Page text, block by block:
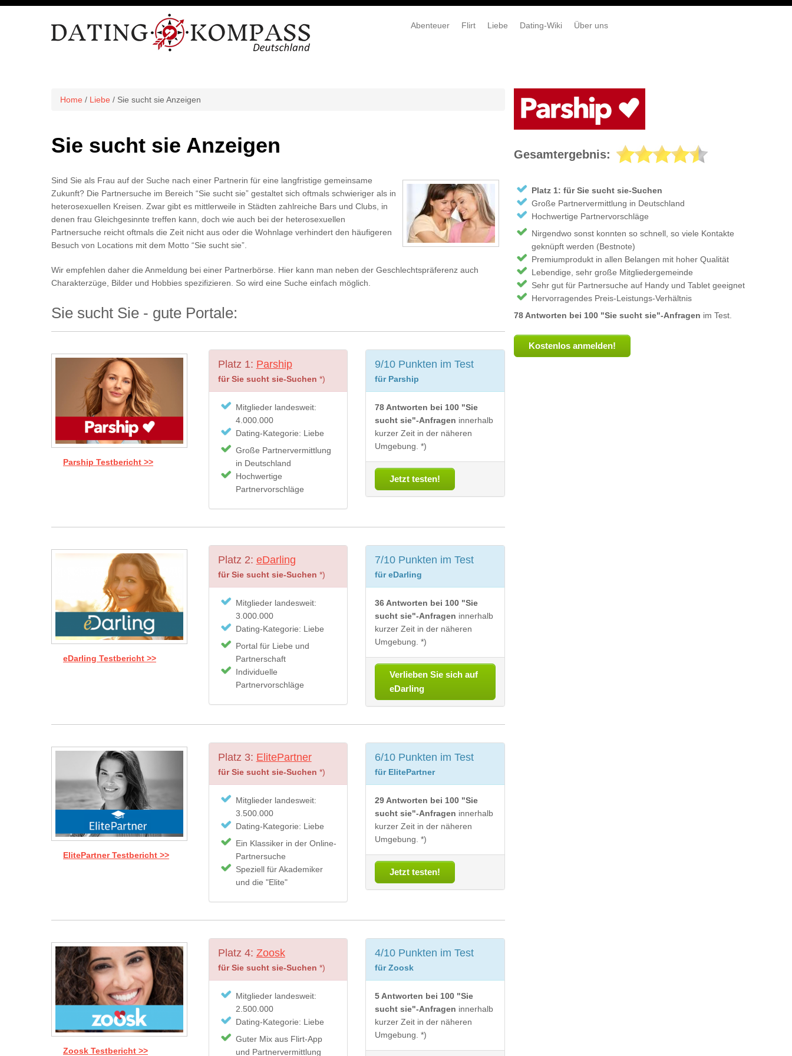
Abenteuer Flirt Liebe Dating-Wiki Über uns
Home / Liebe / Sie sucht sie Anzeigen
Sie sucht sie Anzeigen
Sind Sie als Frau auf der Suche nach einer Partnerin für eine langfristige gemeinsame
Zukunft? Die Partnersuche im Bereich “Sie sucht sie” gestaltet sich oftmals schwieriger als in
heterosexuellen Kreisen. Zwar gibt es mittlerweile in Städten zahlreiche Bars und Clubs, in
denen frau Gleichgesinnte treffen kann, doch wie auch bei der heterosexuellen
Partnersuche reicht oftmals die Zeit nicht aus oder die Wohnlage verhindert den häufigeren
Besuch von Locations mit dem Motto “Sie sucht sie”.
Wir empfehlen daher die Anmeldung bei einer Partnerbörse. Hier kann man neben der Geschlechtspräferenz auch
Charakterzüge, Bilder und Hobbies spezifizieren. So wird eine Suche einfach möglich.
Sie sucht Sie - gute Portale:
Parship Testbericht >>
Platz 1: Parship
für Sie sucht sie-Suchen *)
Mitglieder landesweit:
4.000.000
Dating-Kategorie: Liebe
Große Partnervermittlung
in Deutschland
Hochwertige
Partnervorschläge
9/10 Punkten im Test
für Parship
78 Antworten bei 100 "Sie
sucht sie"-Anfragen innerhalb
kurzer Zeit in der näheren
Umgebung. *)
Jetzt testen!
eDarling Testbericht >>
Platz 2: eDarling
für Sie sucht sie-Suchen *)
Mitglieder landesweit:
3.000.000
Dating-Kategorie: Liebe
Portal für Liebe und
Partnerschaft
Individuelle
Partnervorschläge
7/10 Punkten im Test
für eDarling
36 Antworten bei 100 "Sie
sucht sie"-Anfragen innerhalb
kurzer Zeit in der näheren
Umgebung. *)
Verlieben Sie sich auf
eDarling
ElitePartner Testbericht >>
Platz 3: ElitePartner
für Sie sucht sie-Suchen *)
Mitglieder landesweit:
3.500.000
Dating-Kategorie: Liebe
Ein Klassiker in der Online-
Partnersuche
Speziell für Akademiker
und die "Elite"
6/10 Punkten im Test
für ElitePartner
29 Antworten bei 100 "Sie
sucht sie"-Anfragen innerhalb
kurzer Zeit in der näheren
Umgebung. *)
Jetzt testen!
Zoosk Testbericht >>
Platz 4: Zoosk
für Sie sucht sie-Suchen *)
Mitglieder landesweit:
2.500.000
Dating-Kategorie: Liebe
Guter Mix aus Flirt-App
und Partnervermittlung
4/10 Punkten im Test
für Zoosk
5 Antworten bei 100 "Sie
sucht sie"-Anfragen innerhalb
kurzer Zeit in der näheren
Umgebung. *)
Gesamtergebnis:
Platz 1: für Sie sucht sie-Suchen
Große Partnervermittlung in Deutschland
Hochwertige Partnervorschläge
Nirgendwo sonst konnten so schnell, so viele Kontakte
geknüpft werden (Bestnote)
Premiumprodukt in allen Belangen mit hoher Qualität
Lebendige, sehr große Mitgliedergemeinde
Sehr gut für Partnersuche auf Handy und Tablet geeignet
Hervorragendes Preis-Leistungs-Verhältnis
78 Antworten bei 100 "Sie sucht sie"-Anfragen im Test.
Kostenlos anmelden!